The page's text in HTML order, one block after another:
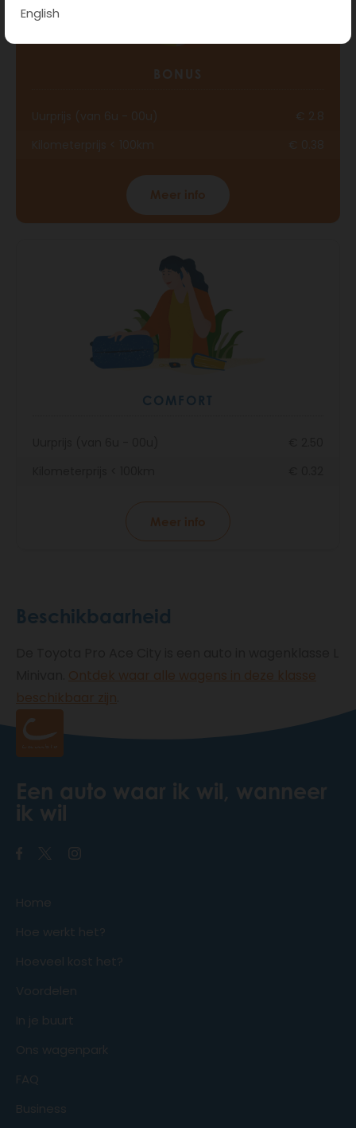
English
BONUS
Uurprijs (van 6u - 00u)
€ 2.8
Meer info
COMFORT
Meer info
Beschikbaarheid
Ontdek waar alle wagens in deze klasse
beschikbaar zijn
Een auto waar ik wil, wanneer
ik wil
Home
Hoe werkt het?
Hoeveel kost het?
Voordelen
In je buurt
Ons wagenpark
FAQ
Business